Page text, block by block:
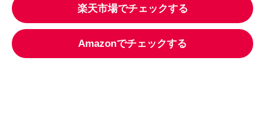
楽天市場でチェックする
Amazonでチェックする